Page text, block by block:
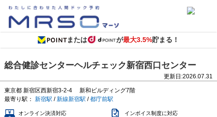
または が最大3.5%貯まる！
総合健診センターヘルチェック新宿西口センター
更新日:2026.07.31
東京都 新宿区西新宿3-2-4
新和ビルディング7階
最寄り駅： 新宿駅 /新線新宿駅 /都庁前駅
オンライン決済対応 インボイス制度に対応